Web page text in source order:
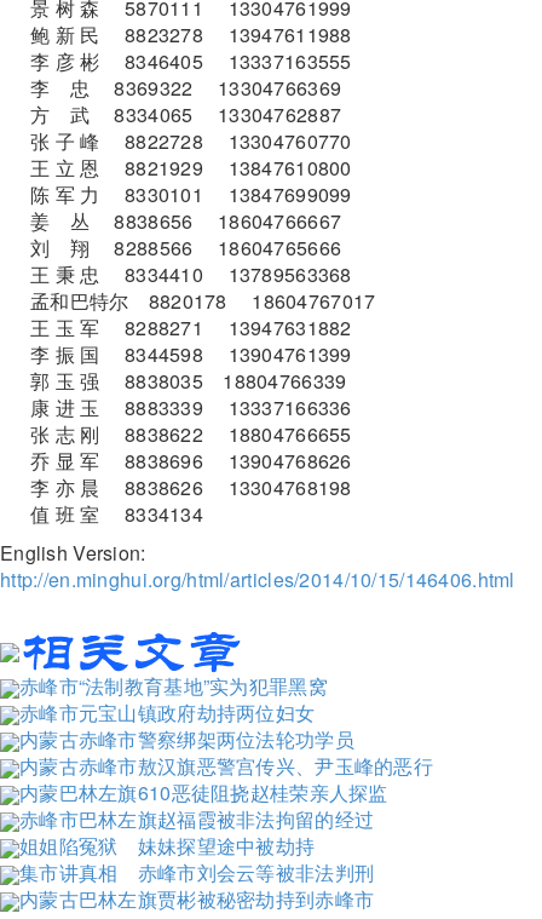
景 树 森 5870111 13304761999
鲍 新 民 8823278 13947611988
李 彦 彬 8346405 13337163555
李 忠 8369322 13304766369
方 武 8334065 13304762887
张 子 峰 8822728 13304760770
王 立 恩 8821929 13847610800
陈 军 力 8330101 13847699099
姜 丛 8838656 18604766667
刘 翔 8288566 18604765666
王 秉 忠 8334410 13789563368
孟和巴特尔 8820178 18604767017
王 玉 军 8288271 13947631882
李 振 国 8344598 13904761399
郭 玉 强 8838035 18804766339
康 进 玉 8883339 13337166336
张 志 刚 8838622 18804766655
乔 显 军 8838696 13904768626
李 亦 晨 8838626 13304768198
值 班 室 8334134
English Version:
http://en.minghui.org/html/articles/2014/10/15/146406.html
赤峰市“法制教育基地”实为犯罪黑窝
赤峰市元宝山镇政府劫持两位妇女
内蒙古赤峰市警察绑架两位法轮功学员
内蒙古赤峰市敖汉旗恶警宫传兴、尹玉峰的恶行
内蒙巴林左旗610恶徒阻挠赵桂荣亲人探监
赤峰市巴林左旗赵福霞被非法拘留的经过
姐姐陷冤狱 妹妹探望途中被劫持
集市讲真相 赤峰市刘会云等被非法判刑
内蒙古巴林左旗贾彬被秘密劫持到赤峰市